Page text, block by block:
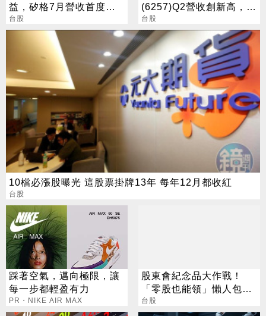
益，矽格7月營收首度站
上20億元創高，後續會更
好
台股
(6257)Q2營收創新高，新
廠到位，後續有望更好
台股
10檔必漲股曝光 這股票掛牌13年 每年12月都收紅
台股
踩著空氣，邁向極限，讓
每一步都輕盈有力
PR・NIKE AIR MAX
股東會紀念品大作戰！
「零股也能領」懶人包曝
這家最吸睛
台股